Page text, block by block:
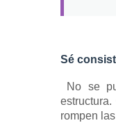
Sé
No se
estructura.
rompen las